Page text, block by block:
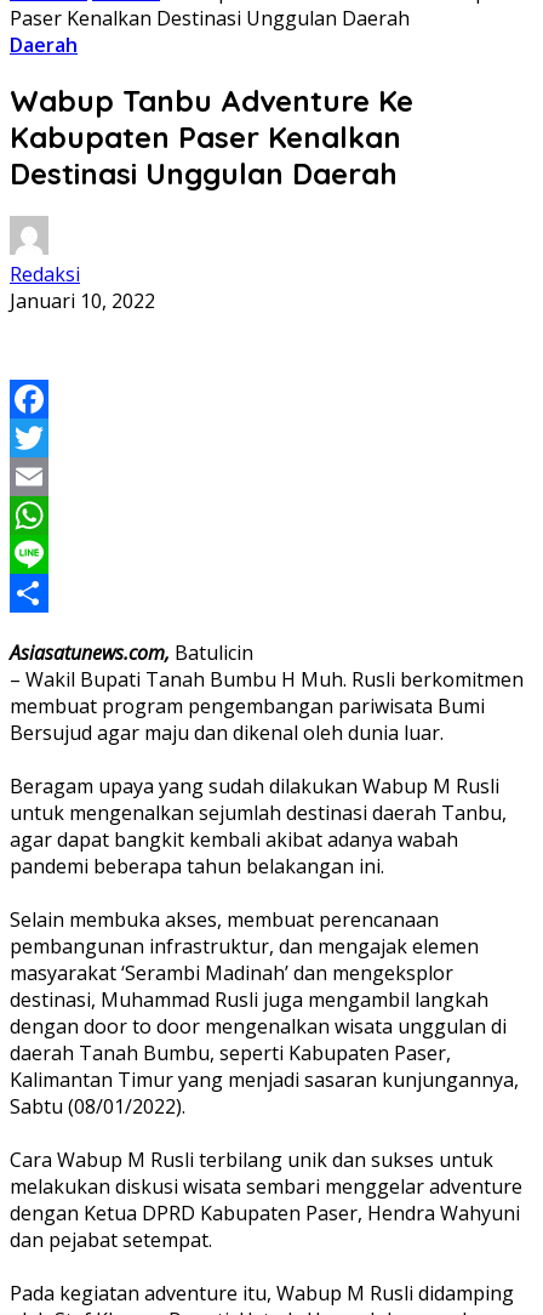
Paser Kenalkan Destinasi Unggulan Daerah
Daerah
Wabup Tanbu Adventure Ke
Kabupaten Paser Kenalkan
Destinasi Unggulan Daerah
Redaksi
Januari 10, 2022
Facebook
Twitter
Email
WhatsApp
Line
Asiasatunews.com, Batulicin
– Wakil Bupati Tanah Bumbu H Muh. Rusli berkomitmen
membuat program pengembangan pariwisata Bumi
Bersujud agar maju dan dikenal oleh dunia luar.
Beragam upaya yang sudah dilakukan Wabup M Rusli
untuk mengenalkan sejumlah destinasi daerah Tanbu,
agar dapat bangkit kembali akibat adanya wabah
pandemi beberapa tahun belakangan ini.
Selain membuka akses, membuat perencanaan
pembangunan infrastruktur, dan mengajak elemen
masyarakat ‘Serambi Madinah’ dan mengeksplor
destinasi, Muhammad Rusli juga mengambil langkah
dengan door to door mengenalkan wisata unggulan di
daerah Tanah Bumbu, seperti Kabupaten Paser,
Kalimantan Timur yang menjadi sasaran kunjungannya,
Sabtu (08/01/2022).
Cara Wabup M Rusli terbilang unik dan sukses untuk
melakukan diskusi wisata sembari menggelar adventure
dengan Ketua DPRD Kabupaten Paser, Hendra Wahyuni
dan pejabat setempat.
Pada kegiatan adventure itu, Wabup M Rusli didamping